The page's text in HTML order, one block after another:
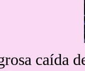
caída